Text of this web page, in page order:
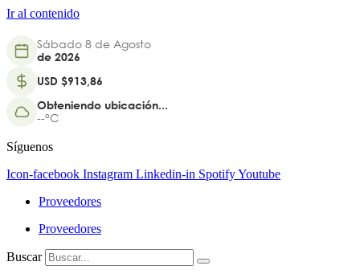
Ir al contenido
Sábado 8 de Agosto
de 2026
USD $913,86
Obteniendo ubicación...
--°C
Síguenos
Icon-facebook Instagram Linkedin-in SpotifyYoutube
Proveedores
Proveedores
Buscar